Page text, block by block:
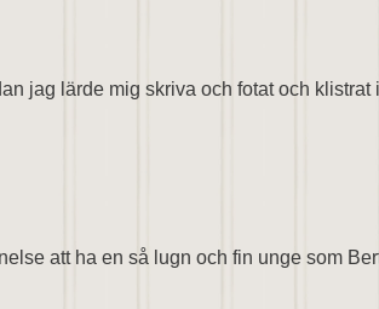
jag lärde mig skriva och fotat och
att ha en så lugn och fin unge som